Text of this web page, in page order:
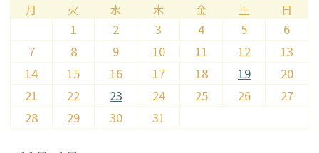
月 火 水 木 金 土 日
1 2 3 4 5
6
7
8 9 10 11 12
13
14
15 16 17 18 19
20
21
22 23 24 25 26
27
28
29 30 31